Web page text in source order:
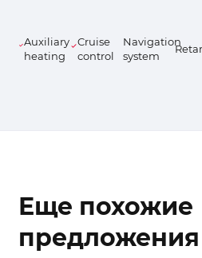
Auxiliary
heating
Cruise
control
Navigation
system
Еще похожие
предложения